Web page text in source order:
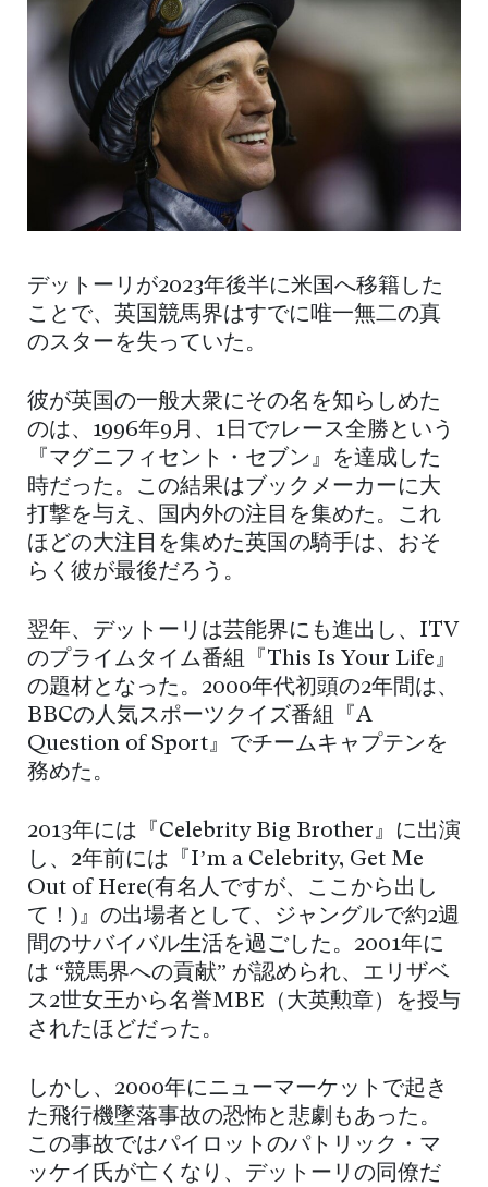
デットーリが2023年後半に米国へ移籍した
ことで、英国競馬界はすでに唯一無二の真
のスターを失っていた。
彼が英国の一般大衆にその名を知らしめた
のは、1996年9月、1日で7レース全勝という
『マグニフィセント・セブン』を達成した
時だった。この結果はブックメーカーに大
打撃を与え、国内外の注目を集めた。これ
ほどの大注目を集めた英国の騎手は、おそ
らく彼が最後だろう。
翌年、デットーリは芸能界にも進出し、ITV
のプライムタイム番組『This Is Your Life』
の題材となった。2000年代初頭の2年間は、
BBCの人気スポーツクイズ番組『A
Question of Sport』でチームキャプテンを
務めた。
2013年には『Celebrity Big Brother』に出演
し、2年前には『I’m a Celebrity, Get Me
Out of Here(有名人ですが、ここから出し
て！)』の出場者として、ジャングルで約2週
間のサバイバル生活を過ごした。2001年に
は “競馬界への貢献” が認められ、エリザベ
ス2世女王から名誉MBE（大英勲章）を授与
されたほどだった。
しかし、2000年にニューマーケットで起き
た飛行機墜落事故の恐怖と悲劇もあった。
この事故ではパイロットのパトリック・マ
ッケイ氏が亡くなり、デットーリの同僚だ